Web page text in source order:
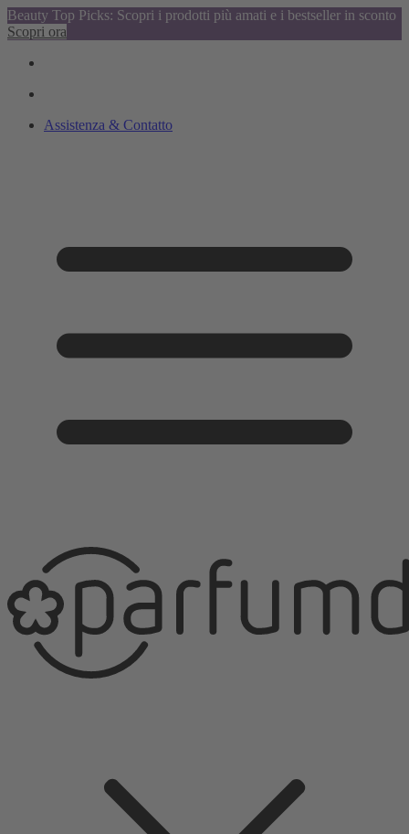
Beauty Top Picks: Scopri i prodotti più amati e i bestseller in sconto
Scopri ora
Assistenza & Contatto